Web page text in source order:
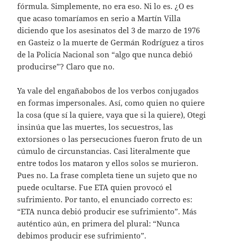
fórmula. Simplemente, no era eso. Ni lo es. ¿O es
que acaso tomaríamos en serio a Martín Villa
diciendo que los asesinatos del 3 de marzo de 1976
en Gasteiz o la muerte de Germán Rodríguez a tiros
de la Policía Nacional son “algo que nunca debió
producirse”? Claro que no.
Ya vale del engañabobos de los verbos conjugados
en formas impersonales. Así, como quien no quiere
la cosa (que sí la quiere, vaya que si la quiere), Otegi
insinúa que las muertes, los secuestros, las
extorsiones o las persecuciones fueron fruto de un
cúmulo de circunstancias. Casi literalmente que
entre todos los mataron y ellos solos se murieron.
Pues no. La frase completa tiene un sujeto que no
puede ocultarse. Fue ETA quien provocó el
sufrimiento. Por tanto, el enunciado correcto es:
“ETA nunca debió producir ese sufrimiento”. Más
auténtico aún, en primera del plural: “Nunca
debimos producir ese sufrimiento”.